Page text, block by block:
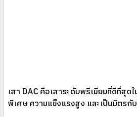
เสา DAC คือเสาระดับพรีเมียมที่ดีที่สุด
พิเศษ ความแข็งแรงสูง และเป็นมิตรกั